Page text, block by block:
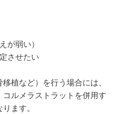
が弱い）
させたい
植など）を行う場合には、
ルメラストラットを併用す
ます。